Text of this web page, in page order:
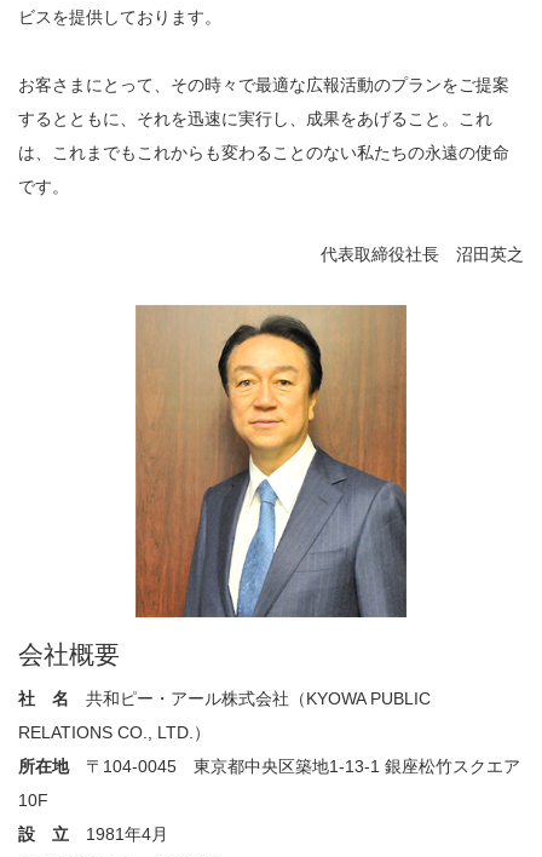
ビスを提供しております。
お客さまにとって、その時々で最適な広報活動のプランをご提案
するとともに、それを迅速に実行し、成果をあげること。これ
は、これまでもこれからも変わることのない私たちの永遠の使命
です。
代表取締役社長 沼田英之
会社概要
社 名 共和ピー・アール株式会社（KYOWA PUBLIC
RELATIONS CO., LTD.）
所在地〒104-0045 東京都中央区築地1-13-1 銀座松竹スクエア
10F
設 立 1981年4月